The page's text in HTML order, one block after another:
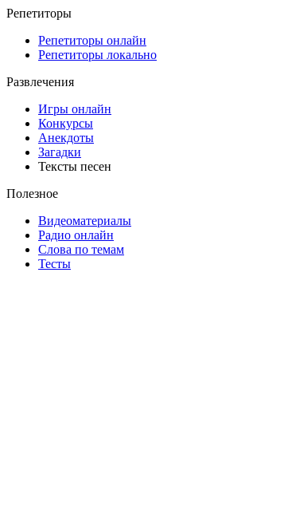
Репетиторы
Репетиторы онлайн
Репетиторы локально
Развлечения
Игры онлайн
Конкурсы
Анекдоты
Загадки
Тексты песен
Полезное
Видеоматериалы
Радио онлайн
Слова по темам
Тесты